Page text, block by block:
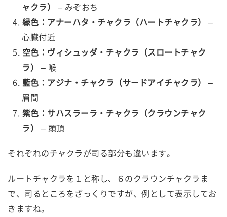
ャクラ）
– みぞおち
緑色：アナーハタ・チャクラ（ハートチャクラ）
–
心臓付近
空色：ヴィシュッダ・チャクラ（スロートチャク
ラ）
– 喉
藍色：アジナ・チャクラ（サードアイチャクラ）
–
眉間
紫色：サハスラーラ・チャクラ（クラウンチャク
ラ）
– 頭頂
それぞれのチャクラが司る部分も違います。
ルートチャクラを１と称し、６のクラウンチャクラま
で、司るところをざっくりですが、例として表示してお
きますね。